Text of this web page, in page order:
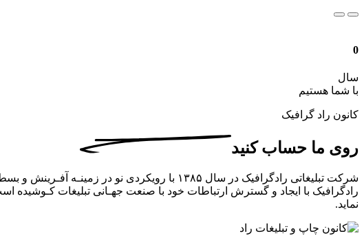
0
سال
با شما هستیم
کانون راد گرافیک
روی ما حساب کنید
شرکت تبلیغاتی رادگرافیک در سال ۱۳۸۵ با
رادگرافیک با ایجاد و گسترش ارتباطات خود با صنعت جهـانی تبلیغات کـوشیده است
نماید.